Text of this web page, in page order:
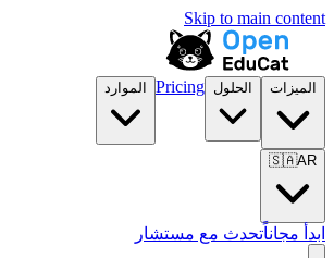
Skip to main content
الميزات الحلول Pricing الموارد
🇸🇦AR
ابدأ مجاناًتحدث مع مستشار